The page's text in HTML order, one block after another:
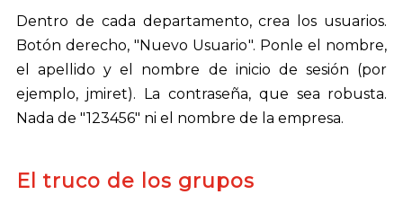
Dentro de cada departamento, crea los usuarios.
Botón derecho, "Nuevo Usuario". Ponle el nombre,
el apellido y el nombre de inicio de sesión (por
ejemplo, jmiret). La contraseña, que sea robusta.
Nada de "123456" ni el nombre de la empresa.
El truco de los grupos